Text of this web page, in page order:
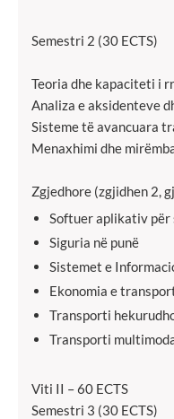
Semestri 2 (30 ECTS)
Teoria dhe kapaciteti i
Analiza e aksidenteve
Sisteme të avancuara
Menaxhimi dhe
Zgjedhore (zgjidhen 2,
Softuer aplikativ
Siguria në punë
Sistemet e
Ekonomia e
Transporti
Transporti
Viti II – 60 ECTS
Semestri 3 (30 ECTS)